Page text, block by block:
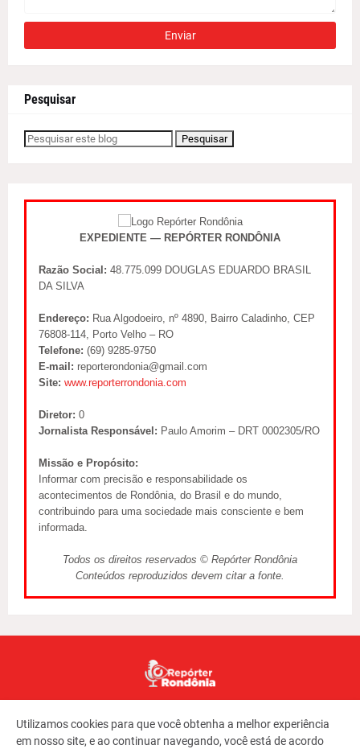
Pesquisar
EXPEDIENTE — REPÓRTER RONDÔNIA
Razão Social: 48.775.099 DOUGLAS EDUARDO BRASIL
DA SILVA
Endereço: Rua Algodoeiro, nº 4890, Bairro Caladinho, CEP
76808-114, Porto Velho – RO
Telefone: (69) 9285-9750
E-mail: reporterondonia@gmail.com
Site: www.reporterrondonia.com
Diretor: 0
Jornalista Responsável: Paulo Amorim – DRT 0002305/RO
Missão e Propósito:
Informar com precisão e responsabilidade os
acontecimentos de Rondônia, do Brasil e do mundo,
contribuindo para uma sociedade mais consciente e bem
informada.
Todos os direitos reservados © Repórter Rondônia
Conteúdos reproduzidos devem citar a fonte.
Utilizamos cookies para que você obtenha a melhor experiência
em nosso site, e ao continuar navegando, você está de acordo